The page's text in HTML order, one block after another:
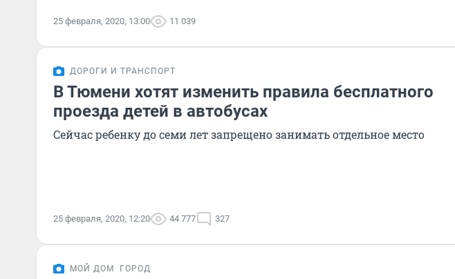
25 февраля, 2020, 13:00 11 039
ДОРОГИ И ТРАНСПОРТ
В Тюмени хотят изменить правила бесплатного
проезда детей в автобусах
Сейчас ребенку до семи лет запрещено занимать отдельное место
25 февраля, 2020, 12:20 44 777 327
МОЙ ДОМ ГОРОД